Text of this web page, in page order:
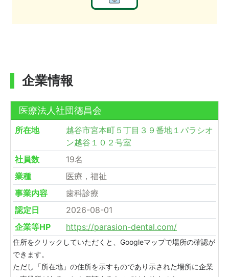
企業情報
医療法人社団德昌会
所在地
越谷市宮本町５丁目３９番地１パラシオ
ン越谷１０２号室
社員数
19名
業種
医療，福祉
事業内容
歯科診療
認定日
2026-08-01
企業等HP
https://parasion-dental.com/
住所をクリックしていただくと、Googleマップで場所の確認が
できます。
ただし「所在地」の住所を示すものであり示された場所に企業